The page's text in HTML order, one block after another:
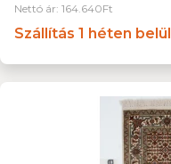
Nettó ár: 164.640Ft
Szállítás 1 héten belül